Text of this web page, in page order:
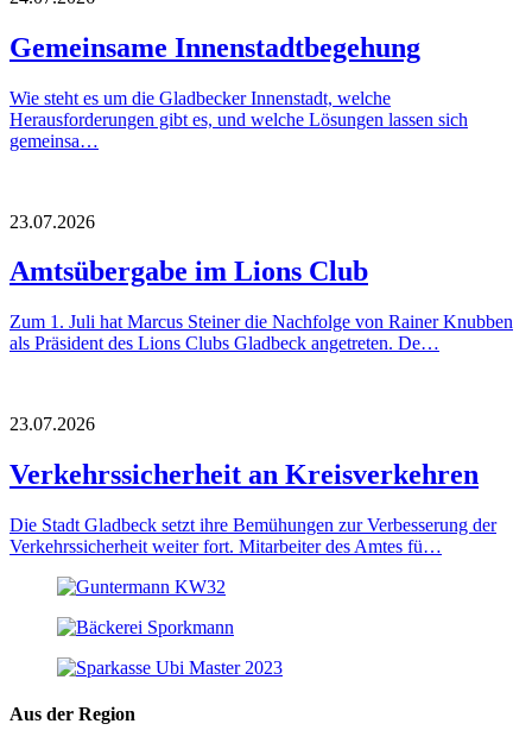
Gemeinsame Innenstadtbegehung
Wie steht es um die Gladbecker Innenstadt, welche
Herausforderungen gibt es, und welche Lösungen lassen sich
gemeinsa…
23.07.2026
Amtsübergabe im Lions Club
Zum 1. Juli hat Marcus Steiner die Nachfolge von Rainer Knubben
als Präsident des Lions Clubs Gladbeck angetreten. De…
23.07.2026
Verkehrssicherheit an Kreisverkehren
Die Stadt Gladbeck setzt ihre Bemühungen zur Verbesserung der
Verkehrssicherheit weiter fort. Mitarbeiter des Amtes fü…
Aus der Region